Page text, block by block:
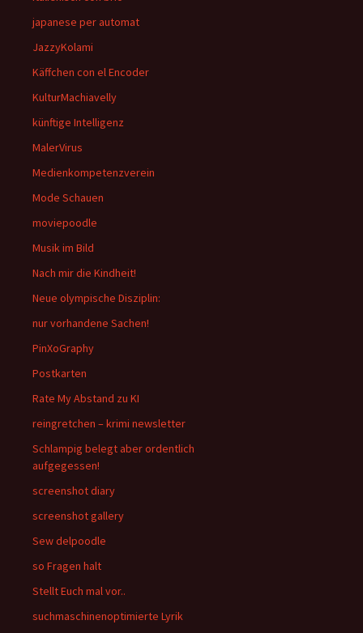
japanese per automat
JazzyKolami
Käffchen con el Encoder
KulturMachiavelly
künftige Intelligenz
MalerVirus
Medienkompetenzverein
Mode Schauen
moviepoodle
Musik im Bild
Nach mir die Kindheit!
Neue olympische Disziplin:
nur vorhandene Sachen!
PinXoGraphy
Postkarten
Rate My Abstand zu KI
reingretchen – krimi newsletter
Schlampig belegt aber ordentlich
aufgegessen!
screenshot diary
screenshot gallery
Sew delpoodle
so Fragen halt
Stellt Euch mal vor..
suchmaschinenoptimierte Lyrik